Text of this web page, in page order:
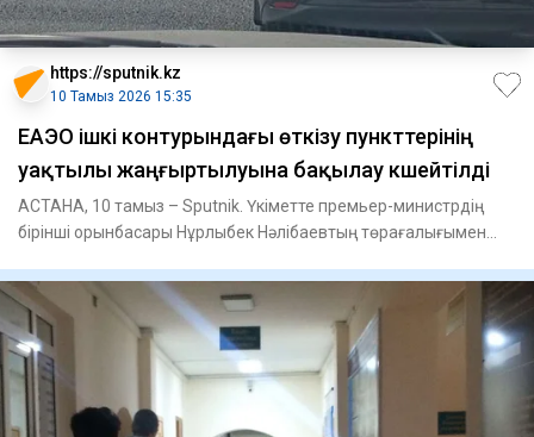
https://sputnik.kz
10 Тамыз 2026 15:35
ЕАЭО ішкі контурындағы өткізу пункттерінің
уақтылы жаңғыртылуына бақылау күшейтілді
АСТАНА, 10 тамыз – Sputnik. Үкіметте премьер-министрдің
бірінші орынбасары Нұрлыбек Нәлібаевтың төрағалығымен